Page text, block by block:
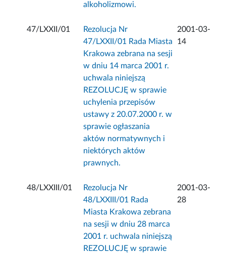
alkoholizmowi.
47/LXXII/01
Rezolucja Nr
47/LXXII/01 Rada Miasta
Krakowa zebrana na sesji
w dniu 14 marca 2001 r.
uchwala niniejszą
REZOLUCJĘ w sprawie
uchylenia przepisów
ustawy z 20.07.2000 r. w
sprawie ogłaszania
aktów normatywnych i
niektórych aktów
prawnych.
2001-03-
14
48/LXXIII/01
Rezolucja Nr
48/LXXIII/01 Rada
Miasta Krakowa zebrana
na sesji w dniu 28 marca
2001 r. uchwala niniejszą
REZOLUCJĘ w sprawie
2001-03-
28